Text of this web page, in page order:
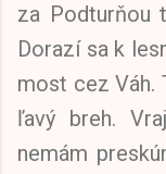
za Podturňou
Dorazí sa k
most cez Váh.
ľavý breh.
nemám